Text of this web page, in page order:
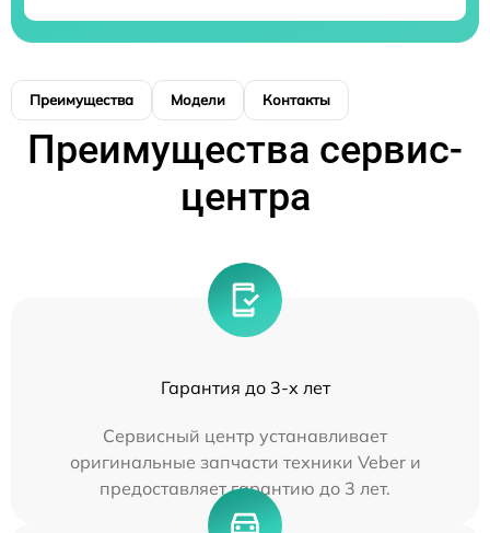
Преимущества Модели Контакты
Преимущества сервис-
центра
Гарантия до 3-х лет
Сервисный центр устанавливает
оригинальные запчасти техники Veber и
предоставляет гарантию до 3 лет.